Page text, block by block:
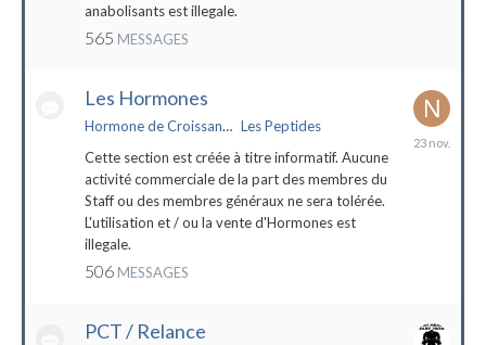
anabolisants est illegale.
565 MESSAGES
Les Hormones
Hormone de Croissance (HGH) Les Peptides
Cette section est créée à titre informatif. Aucune
activité commerciale de la part des membres du
Staff ou des membres généraux ne sera tolérée.
L'utilisation et / ou la vente d'Hormones est
illegale.
506 MESSAGES
23
PCT / Relance